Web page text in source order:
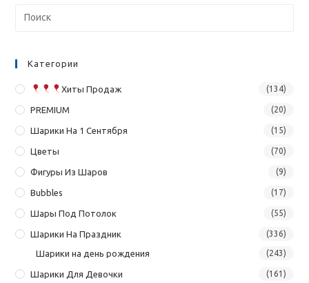
Категории
Хиты Продаж (134)
PREMIUM (20)
Шарики На 1 Сентября (15)
Цветы (70)
Фигуры Из Шаров (9)
Bubbles (17)
Шары Под Потолок (55)
Шарики На Праздник (336)
Шарики на день рождения (243)
Шарики Для Девочки (161)